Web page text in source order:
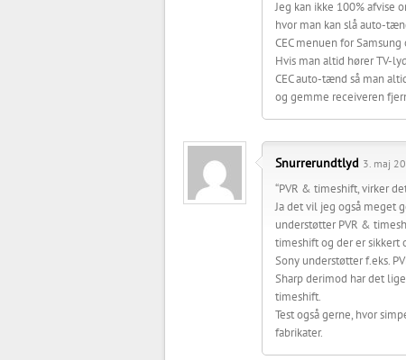
Jeg kan ikke 100% afvise
hvor man kan slå auto-
CEC menuen for
Hvis man altid hører TV-
CEC auto-tænd så man
og gemme receiveren
Snurrerundtlyd 3. maj
“PVR & timeshift, virker
Ja det vil jeg også meget
understøtter PVR &
timeshift og der er sikkert
Sony understøtter f.eks.
Sharp derimod har det
timeshift.
Test også gerne, hvor
fabrikater.